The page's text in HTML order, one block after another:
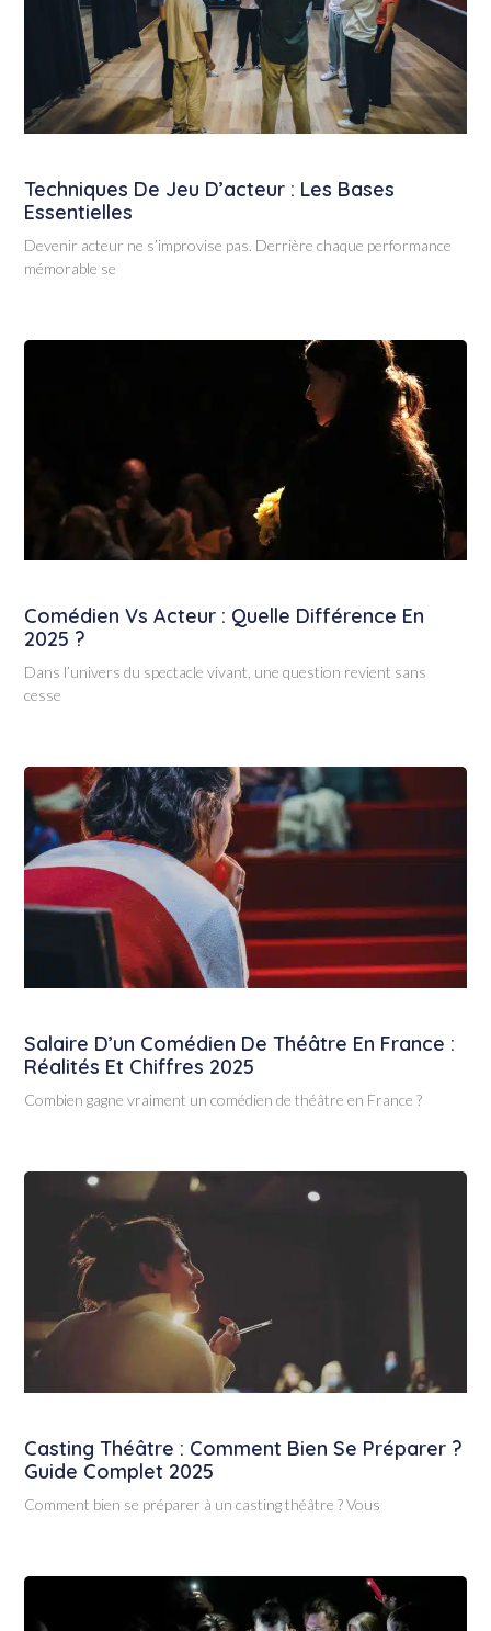
Techniques De Jeu D’acteur : Les Bases
Essentielles
Devenir acteur ne s’improvise pas. Derrière chaque performance
mémorable se
Comédien Vs Acteur : Quelle Différence En
2025 ?
Dans l’univers du spectacle vivant, une question revient sans
cesse
Salaire D’un Comédien De Théâtre En France :
Réalités Et Chiffres 2025
Combien gagne vraiment un comédien de théâtre en France ?
Casting Théâtre : Comment Bien Se Préparer ?
Guide Complet 2025
Comment bien se préparer à un casting théâtre ? Vous